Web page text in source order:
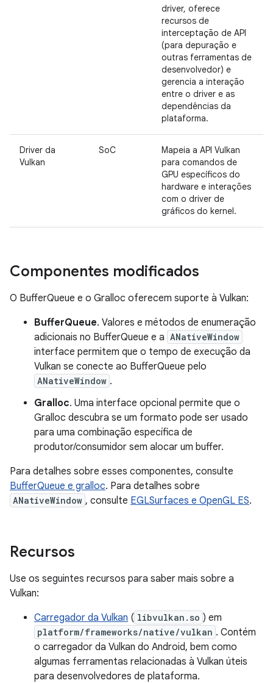
driver, oferece
recursos de
interceptação de API
(para depuração e
outras ferramentas de
desenvolvedor) e
gerencia a interação
entre o driver e as
dependências da
plataforma.
Driver da
Vulkan
SoC
Mapeia a API Vulkan
para comandos de
GPU específicos do
hardware e interações
com o driver de
gráficos do kernel.
Componentes modificados
O BufferQueue e o Gralloc oferecem suporte à Vulkan:
BufferQueue. Valores e métodos de enumeração
adicionais no BufferQueue e a ANativeWindow
interface permitem que o tempo de execução da
Vulkan se conecte ao BufferQueue pelo
ANativeWindow .
Gralloc. Uma interface opcional permite que o
Gralloc descubra se um formato pode ser usado
para uma combinação específica de
produtor/consumidor sem alocar um buffer.
Para detalhes sobre esses componentes, consulte
BufferQueue e gralloc. Para detalhes sobre
ANativeWindow , consulte EGLSurfaces e OpenGL ES.
Recursos
Use os seguintes recursos para saber mais sobre a
Vulkan:
Carregador da Vulkan ( libvulkan.so ) em
platform/frameworks/native/vulkan . Contém
o carregador da Vulkan do Android, bem como
algumas ferramentas relacionadas à Vulkan úteis
para desenvolvedores de plataforma.